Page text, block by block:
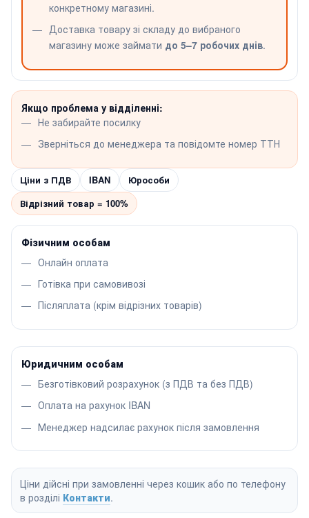
конкретному магазині.
Доставка товару зі складу до вибраного
магазину може займати до 5–7 робочих днів.
Якщо проблема у відділенні:
Не забирайте посилку
Зверніться до менеджера та повідомте номер ТТН
Ціни з ПДВ IBAN
Юрособи
Відрізний товар = 100%
Фізичним особам
Онлайн оплата
Готівка при самовивозі
Післяплата (крім відрізних товарів)
Юридичним особам
Безготівковий розрахунок (з ПДВ та без ПДВ)
Оплата на рахунок IBAN
Менеджер надсилає рахунок після замовлення
Ціни дійсні при замовленні через кошик або по телефону
в розділі Контакти.